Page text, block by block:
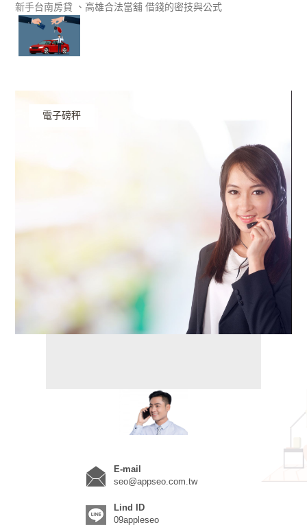
新手台南房貸 、高雄合法當舖 借錢的密技與公式
秤重設備
E-mail
seo@appseo.com.tw
Lind ID
09appleseo